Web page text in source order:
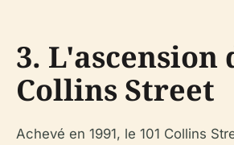
3. L'ascension
Collins Street
Achevé en 1991, le 101 Collins